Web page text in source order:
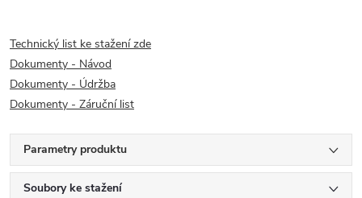
Technický list ke stažení zde
Dokumenty - Návod
Dokumenty - Údržba
Dokumenty - Záruční list
Parametry produktu
Soubory ke stažení